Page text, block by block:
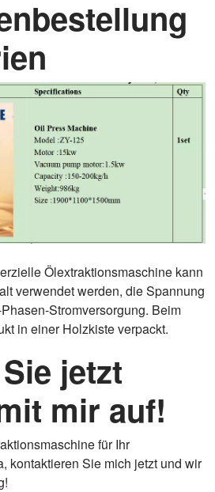
Ölextraktionsmaschine kann
verwendet werden, die Spannung
Stromversorgung. Beim
in einer Holzkiste verpackt.
jetzt
mir auf!
für Ihr
kontaktieren Sie mich jetzt und wir